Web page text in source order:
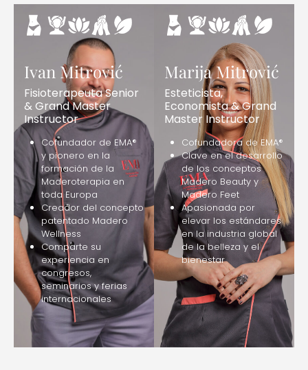
Ivan Mitrović
Fisioterapeuta Senior
& Grand Master
Instructor
Cofundador de EMA®
y pionero en la
formación de la
Maderoterapia en
toda Europa
Creador del concepto
patentado Madero
Wellness
Comparte su
experiencia en
congresos,
seminarios y ferias
internacionales
Marija Mitrović
Esteticista,
Economista & Grand
Master Instructor
Cofundadora de EMA®
Clave en el desarrollo
de los conceptos
Madero Beauty y
Madero Feet
Apasionada por
elevar los estándares
en la industria global
de la belleza y el
bienestar